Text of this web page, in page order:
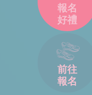
報名
好禮
前往
報名